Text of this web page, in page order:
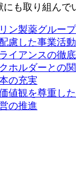
も取り組んで
ン製薬グルー
慮した事業活動
イアンスの徹底
ホルダーとの
の充実
値観を尊重し
の推進